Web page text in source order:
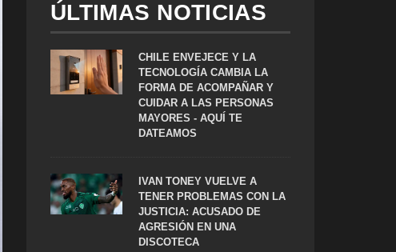
ÚLTIMAS NOTICIAS
CHILE ENVEJECE Y LA
TECNOLOGÍA CAMBIA LA
FORMA DE ACOMPAÑAR Y
CUIDAR A LAS PERSONAS
MAYORES - AQUÍ TE
DATEAMOS
IVAN TONEY VUELVE A
TENER PROBLEMAS CON LA
JUSTICIA: ACUSADO DE
AGRESIÓN EN UNA
DISCOTECA